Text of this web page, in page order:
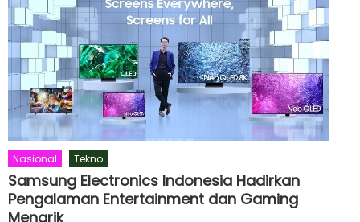
Nasional Tekno
Samsung Electronics Indonesia Hadirkan
Pengalaman Entertainment dan Gaming
Menarik